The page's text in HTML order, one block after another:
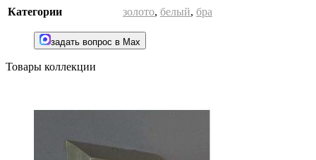
Категории золото, белый, бра
задать вопрос в Max
Товары коллекции